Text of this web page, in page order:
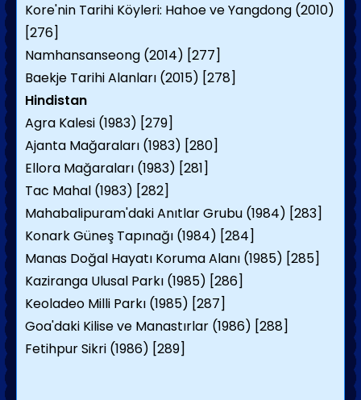
Kore'nin Tarihi Köyleri: Hahoe ve Yangdong (2010)
[276]
Namhansanseong (2014) [277]
Baekje Tarihi Alanları (2015) [278]
Hindistan
Agra Kalesi (1983) [279]
Ajanta Mağaraları (1983) [280]
Ellora Mağaraları (1983) [281]
Tac Mahal (1983) [282]
Mahabalipuram'daki Anıtlar Grubu (1984) [283]
Konark Güneş Tapınağı (1984) [284]
Manas Doğal Hayatı Koruma Alanı (1985) [285]
Kaziranga Ulusal Parkı (1985) [286]
Keoladeo Milli Parkı (1985) [287]
Goa'daki Kilise ve Manastırlar (1986) [288]
Fetihpur Sikri (1986) [289]